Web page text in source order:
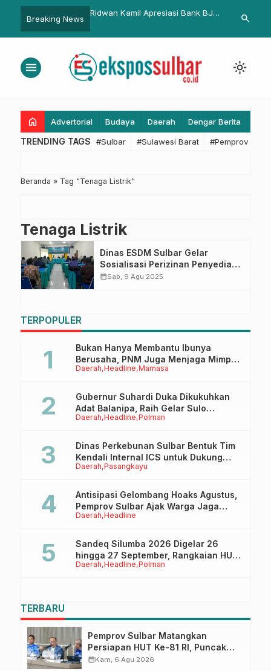
Breaking News
Masyarakat
Mengawasi
Ridwan Kamil Apresiasi Bank BJB
COVID-19
Komitmen
Kinerja
Daerah
search
menu light_mode
home Advertorial Budaya Daerah Dengar Berita
TRENDING TAGS #Sulbar #Sulawesi Barat #Pemprov
Beranda » Tag "Tenaga Listrik"
Tenaga Listrik
Dinas ESDM Sulbar Gelar
Sosialisasi Perizinan Penyediaan
Tenaga Listrik : Dorong Pelaku
calendar_monthSab, 9 Agu 2025
TERPOPULER
Daerah Headline Mamasa
Bukan Hanya Membantu Ibunya
Berusaha, PNM Juga Menjaga Mimpi
Anaknya Untuk Menggapai Cita-Cita
Daerah Headline Polman
Gubernur Suhardi Duka Dikukuhkan
Adat Balanipa, Raih Gelar Sulo
Tappidena
Daerah Pasangkayu
Dinas Perkebunan Sulbar Bentuk Tim
Kendali Internal ICS untuk Dukung
Sertifikasi ISPO Pekebun di
Daerah Headline
Antisipasi Gelombang Hoaks Agustus,
Pemprov Sulbar Ajak Warga Jaga
Ruang Digital
Daerah Headline Polman
Sandeq Silumba 2026 Digelar 26
hingga 27 September, Rangkaian HUT
Sulbar
TERBARU
Pemprov Sulbar Matangkan
Persiapan HUT Ke-81 RI, Puncak
Upacara di Lapangan Ahmad
calendar_monthKam, 6 Agu 2026